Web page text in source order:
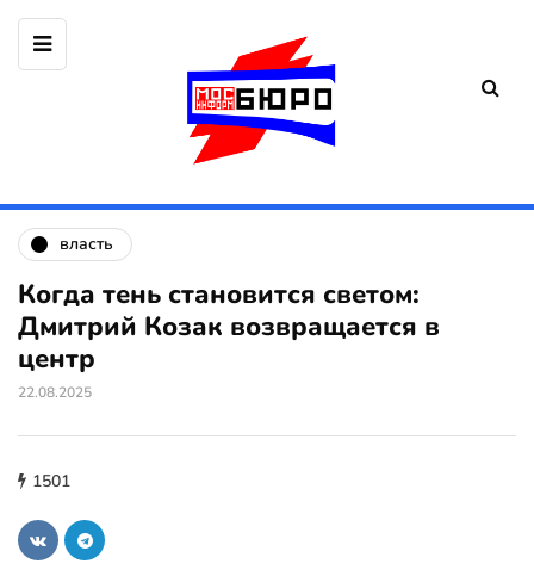
власть
Когда тень становится светом:
Дмитрий Козак возвращается в
центр
22.08.2025
1501